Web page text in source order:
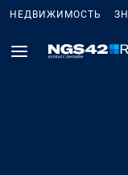
НЕДВИЖИМОСТЬ